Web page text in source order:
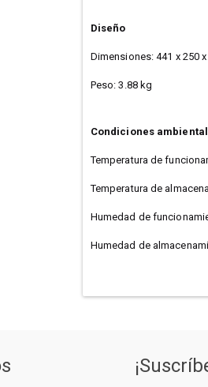
Diseño
Dimensiones: 441 x 250
Peso: 3.88 kg
Condiciones
Temperatura de
Temperatura de
Humedad de
Humedad de